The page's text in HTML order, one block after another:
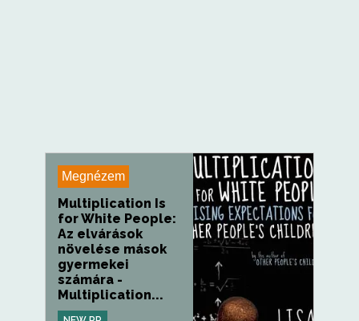
Megnézem
Multiplication Is
for White People:
Az elvárások
növelése mások
gyermekei
számára -
Multiplication...